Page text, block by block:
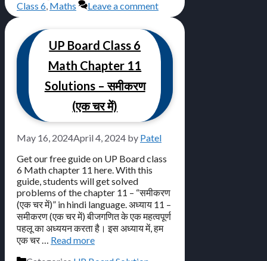
Class 6, Maths Leave a comment
UP Board Class 6
Math Chapter 11
Solutions – समीकरण
(एक चर में)
May 16, 2024April 4, 2024 by Patel
Get our free guide on UP Board class
6 Math chapter 11 here. With this
guide, students will get solved
problems of the chapter 11 – “समीकरण
(एक चर में)” in hindi language. अध्याय 11 –
समीकरण (एक चर में) बीजगणित के एक महत्वपूर्ण
पहलू का अध्ययन करता है। इस अध्याय में, हम
एक चर … Read more